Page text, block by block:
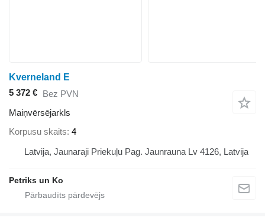
Kverneland E
5 372 € Bez PVN
Maiņvērsējarkls
Korpusu skaits 4
Latvija, Jaunaraji Priekuļu Pag. Jaunrauna Lv 4126, Latvija
Petriks un Ko